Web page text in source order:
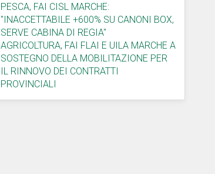
PESCA, FAI CISL MARCHE:
"INACCETTABILE +600% SU CANONI BOX,
SERVE CABINA DI REGIA"
AGRICOLTURA, FAI FLAI E UILA MARCHE A
SOSTEGNO DELLA MOBILITAZIONE PER
IL RINNOVO DEI CONTRATTI
PROVINCIALI